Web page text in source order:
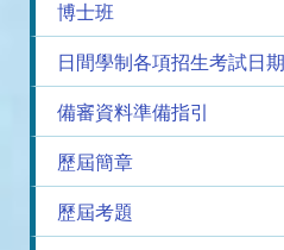
博士班
日間學制各項招生考試日期
備審資料準備指引
歷屆簡章
歷屆考題